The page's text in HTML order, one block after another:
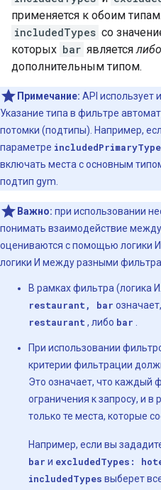
применяется к обоим
includedTypes со
которых bar являетсялибо
дополнительным типом.
Примечание: API использует
Указание типа в фильтре
потомки (подтипы). Например,
параметре
включать места с основным
подтип gym.
Важно: при использовании
понимать взаимодействие
оцениваются с помощью логики
логики И между разными
В рамках фильтра (логика
restaurant, bar
restaurant , либо bar
При использовании
критерии фильтрации
Это означает, что каждый
ограничения к запросу, и
только те места, которые
Например, если вы
bar и excludedTypes:
includedTypes выберет